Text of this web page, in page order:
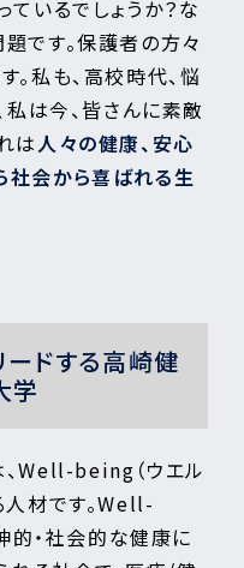
いるでしょうか？な
です。保護者の方々
私も、高校時代、悩
私は今、皆さんに素敵
は人々の健康、安心
会から喜ばれる生
ドする高崎健
学
Well-being（ウエル
人材です。Well-
的・社会的な健康に